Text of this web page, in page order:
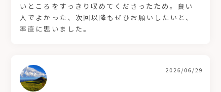
いところをすっきり収めてくださったため。良い
人でよかった、次回以降もぜひお願いしたいと、
率直に思いました。
2026/06/29